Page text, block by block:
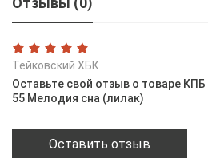
Тейковский ХБК
Оставьте свой отзыв о товаре КПБ
55 Мелодия сна (лилак)
Оставить отзыв